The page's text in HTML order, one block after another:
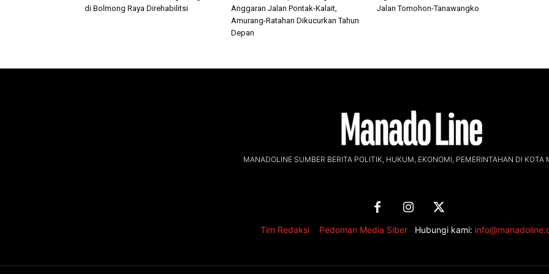
di Bolmong Raya Direhabilitsi
Anggaran Jalan Pontak-Kalait,
Amurang-Ratahan Dikucurkan Tahun
Depan
Jalan Tomohon-Tanawangko
MANADOLINE SUMBER BERITA POLITIK, HUKUM, EKONOMI, PEMERINTAHAN DI KOTA
Tim Redaksi Pedoman Media Siber Hubungi kami: